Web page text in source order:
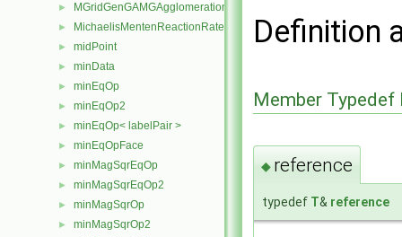
► MGridGenGAMGAgglomeration
► MichaelisMentenReactionRate
► midPoint
► minData
► minEqOp
► minEqOp2
► minEqOp< labelPair >
► minEqOpFace
► minMagSqrEqOp
► minMagSqrEqOp2
► minMagSqrOp
► minMagSqrOp2
Definition
Member
◆ reference
typedef T& reference